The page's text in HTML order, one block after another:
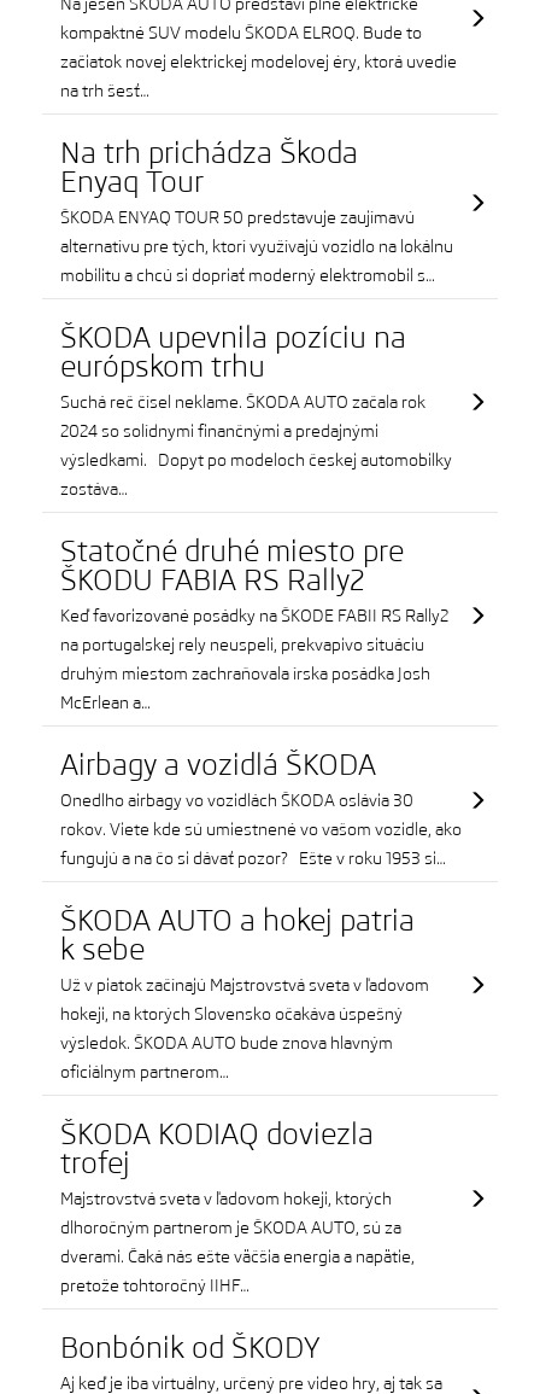
kompaktné SUV modelu ŠKODA ELROQ. Bude to
začiatok novej elektrickej modelovej éry, ktorá uvedie
na trh šesť…
Na trh prichádza Škoda
Enyaq Tour
ŠKODA ENYAQ TOUR 50 predstavuje zaujímavú
alternatívu pre tých, ktorí využívajú vozidlo na lokálnu
mobilitu a chcú si dopriať moderný elektromobil s…
ŠKODA upevnila pozíciu na
európskom trhu
Suchá reč čísel neklame. ŠKODA AUTO začala rok
2024 so solídnymi finančnými a predajnými
výsledkami. Dopyt po modeloch českej automobilky
zostáva…
Statočné druhé miesto pre
ŠKODU FABIA RS Rally2
Keď favorizované posádky na ŠKODE FABII RS Rally2
na portugalskej rely neuspeli, prekvapivo situáciu
druhým miestom zachraňovala írska posádka Josh
McErlean a…
Airbagy a vozidlá ŠKODA
Onedlho airbagy vo vozidlách ŠKODA oslávia 30
rokov. Viete kde sú umiestnené vo vašom vozidle, ako
fungujú a na čo si dávať pozor? Ešte v roku 1953 si…
ŠKODA AUTO a hokej patria
k sebe
Už v piatok začínajú Majstrovstvá sveta v ľadovom
hokeji, na ktorých Slovensko očakáva úspešný
výsledok. ŠKODA AUTO bude znova hlavným
oficiálnym partnerom…
ŠKODA KODIAQ doviezla
trofej
Majstrovstvá sveta v ľadovom hokeji, ktorých
dlhoročným partnerom je ŠKODA AUTO, sú za
dverami. Čaká nás ešte väčšia energia a napätie,
pretože tohtoročný IIHF…
Bonbónik od ŠKODY
Aj keď je iba virtuálny, určený pre video hry, aj tak sa